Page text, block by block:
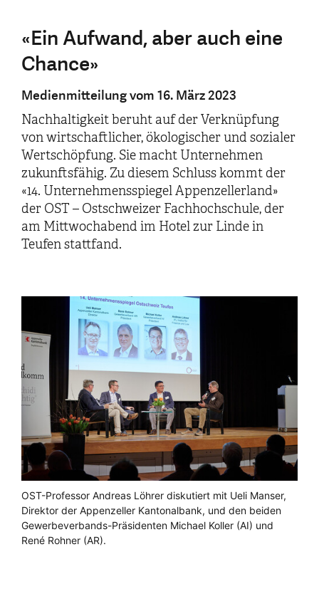
«Ein Aufwand, aber auch eine
Chance»
Medienmitteilung vom 16. März 2023
Nachhaltigkeit beruht auf der Verknüpfung
von wirtschaftlicher, ökologischer und sozialer
Wertschöpfung. Sie macht Unternehmen
zukunftsfähig. Zu diesem Schluss kommt der
«14. Unternehmensspiegel Appenzellerland»
der OST – Ostschweizer Fachhochschule, der
am Mittwochabend im Hotel zur Linde in
Teufen stattfand.
OST-Professor Andreas Löhrer diskutiert mit Ueli Manser,
Direktor der Appenzeller Kantonalbank, und den beiden
Gewerbeverbands-Präsidenten Michael Koller (AI) und
René Rohner (AR).